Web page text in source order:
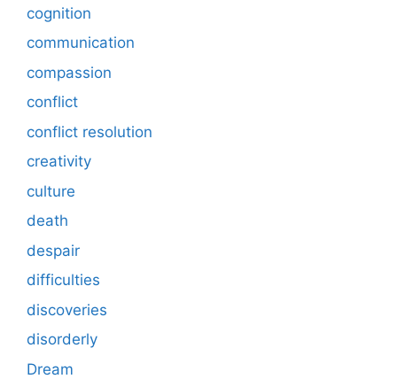
cognition
communication
compassion
conflict
conflict resolution
creativity
culture
death
despair
difficulties
discoveries
disorderly
Dream